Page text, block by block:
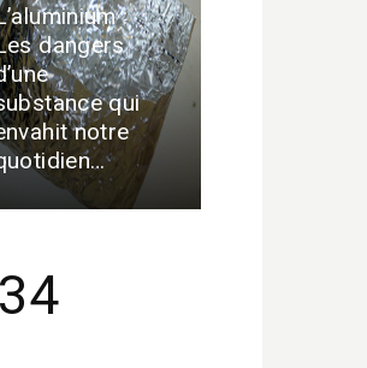
:
dangers
qui
notre